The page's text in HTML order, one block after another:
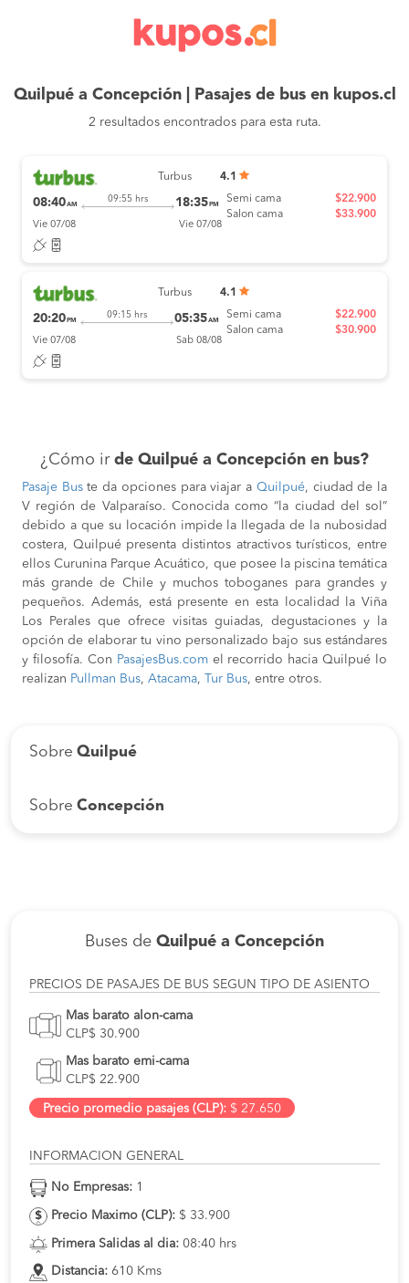
Quilpué a Concepción | Pasajes de bus en kupos.cl
2 resultados encontrados para esta ruta.
Turbus 4.1
08:40AM
09:55 hrs 18:35 PM
Vie 07/08 Vie 07/08
Semi cama
Salon cama
$22.900
$33.900
Turbus 4.1
20:20 PM
09:15 hrs 05:35AM
Vie 07/08 Sab 08/08
Semi cama
Salon cama
$22.900
$30.900
¿Cómo ir de Quilpué a Concepción en bus?
Pasaje Buste da opciones para viajar a Quilpué, ciudad de la
V región de Valparaíso. Conocida como “la ciudad del sol”
debido a que su locación impide la llegada de la nubosidad
costera, Quilpué presenta distintos atractivos turísticos, entre
ellos Curunina Parque Acuático, que posee la piscina temática
más grande de Chile y muchos toboganes para grandes y
pequeños. Además, está presente en esta localidad la Viña
Los Perales que ofrece visitas guiadas, degustaciones y la
opción de elaborar tu vino personalizado bajo sus estándares
y filosofía. Con PasajesBus.com el recorrido hacia Quilpué lo
realizan Pullman Bus, Atacama, Tur Bus, entre otros.
Sobre Quilpué
Sobre Concepción
Buses de Quilpué a Concepción
PRECIOS DE PASAJES DE BUS SEGUN TIPO DE ASIENTO
Mas barato alon-cama
CLP$ 30.900
Mas barato emi-cama
CLP$ 22.900
Precio promedio pasajes (CLP): $ 27.650
INFORMACION GENERAL
No Empresas: 1
Precio Maximo (CLP): $ 33.900
Primera Salidas al dia: 08:40 hrs
Distancia: 610 Kms